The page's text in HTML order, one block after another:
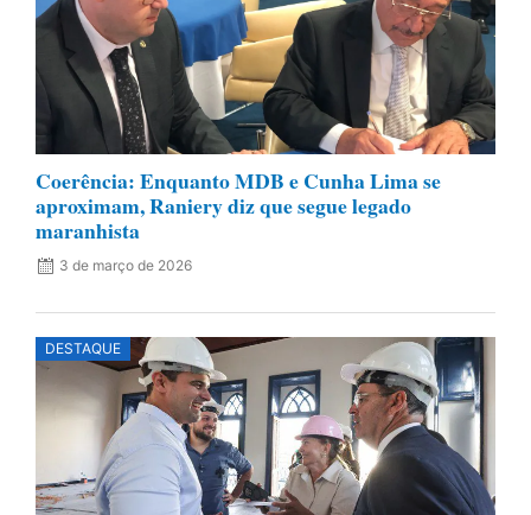
Coerência: Enquanto MDB e Cunha Lima se
aproximam, Raniery diz que segue legado
maranhista
3 de março de 2026
DESTAQUE